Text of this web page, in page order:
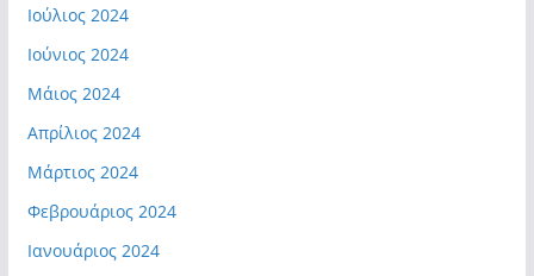
Ιούλιος 2024
Ιούνιος 2024
Μάιος 2024
Απρίλιος 2024
Μάρτιος 2024
Φεβρουάριος 2024
Ιανουάριος 2024